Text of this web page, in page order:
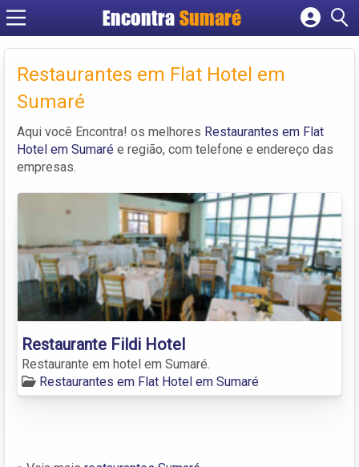
Encontra Sumaré
Cadastrar empresa
Criar conta
Restaurantes em Flat Hotel em
Sumaré
Aqui você Encontra! os melhores Restaurantes em Flat
Hotel em Sumaré e região, com telefone e endereço das
empresas.
Restaurante Fildi Hotel
Restaurante em hotel em Sumaré.
Restaurantes em Flat Hotel em Sumaré